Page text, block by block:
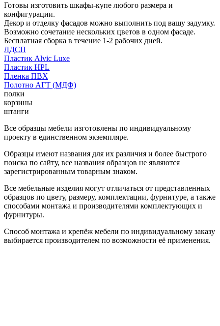
Готовы изготовить шкафы-купе любого размера и
конфигурации.
Декор и отделку фасадов можно выполнить под вашу задумку.
Возможно сочетание нескольких цветов в одном фасаде.
Бесплатная сборка в течение 1-2 рабочих дней.
ЛДСП
Пластик Alvic Luxe
Пластик HPL
Пленка ПВХ
Полотно АГТ (МДФ)
полки
корзины
штанги
Все образцы мебели изготовлены по индивидуальному
проекту в единственном экземпляре.
Образцы имеют названия для их различия и более быстрого
поиска по сайту, все названия образцов не являются
зарегистрированным товарным знаком.
Все мебельные изделия могут отличаться от представленных
образцов по цвету, размеру, комплектации, фурнитуре, а также
способами монтажа и производителями комплектующих и
фурнитуры.
Способ монтажа и крепёж мебели по индивидуальному заказу
выбирается производителем по возможности её применения.